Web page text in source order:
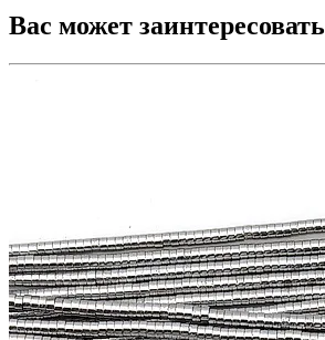
Вас может заинтересовать